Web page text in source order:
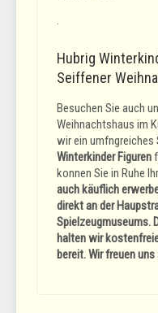
.
Hubrig
Seiffener
Besuchen Sie auch
Weihnachtshaus im
wir ein umfngreiches
Winterkinder Figuren
konnen Sie in Ruhe
auch käuflich
direkt an der
Spielzeugmuseums.
halten wir
bereit. Wir freuen